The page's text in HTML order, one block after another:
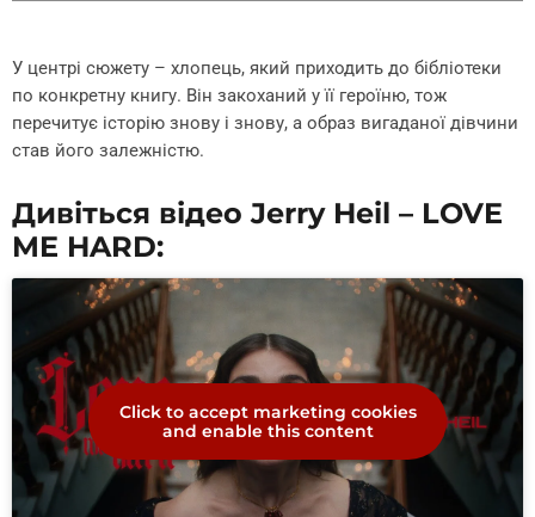
У центрі сюжету – хлопець, який приходить до бібліотеки
по конкретну книгу. Він закоханий у її героїню, тож
перечитує історію знову і знову, а образ вигаданої дівчини
став його залежністю.
Дивіться відео Jerry Heil – LOVE
ME HARD:
Click to accept marketing cookies
and enable this content